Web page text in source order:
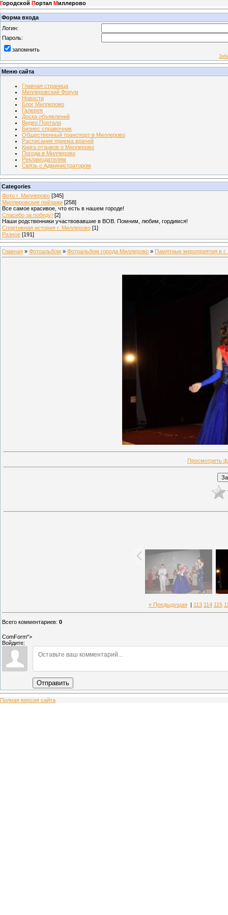
Городской Портал Миллерово
Форма входа
Логин:
Пароль:
запомнить
Меню сайта
Главная страница
Миллеровский Форум
Новости
Блог Миллерово
Галерея
Доска объявлений
Видео Портала
Бизнес справочник
Общественный транспорт в Миллерово
Расписание приема врачей
Книга отзывов о Миллерово
Погода в Миллерово
Рекламодателям
Связь с Администратором
Categories
Фото г. Миллерово [345]
Миллеровские пейзажи [258]
Все самое красивое, что есть в нашем городе!
Спасибо за победу! [2]
Наши родственники участвовавшие в ВОВ. Помним, любим, гордимся!
Спортивная история г. Миллерово [1]
Разное [191]
Главная » Фотоальбом » Фотоальбом города Миллерово » Памятные мероприятия в
Просмотреть
« Предыдущая| 113 114 115
Всего комментариев: 0
ComForm">
Войдите:
Отправить
Полная версия сайта